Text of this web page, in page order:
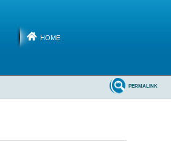
HOME
PERMALINK